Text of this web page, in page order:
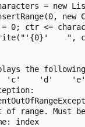
= new
new
0; ctr <=
",
the
'c'    'd'
range. Must
index